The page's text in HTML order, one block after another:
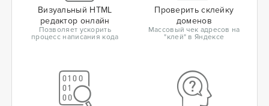
Визуальный HTML
редактор онлайн
Позволяет ускорить
процесс написания кода
Проверить склейку
доменов
Массовый чек адресов на
"клей" в Яндексе